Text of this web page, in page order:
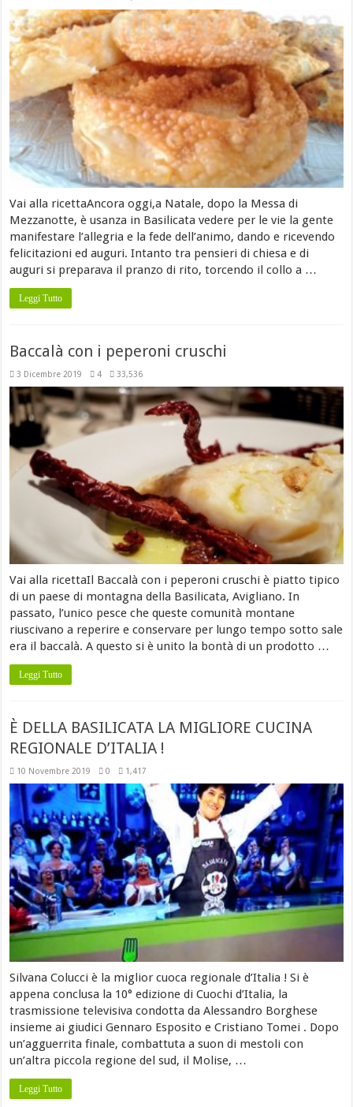
Vai alla ricettaAncora oggi,a Natale, dopo la Messa di
Mezzanotte, è usanza in Basilicata vedere per le vie la gente
manifestare l’allegria e la fede dell’animo, dando e ricevendo
felicitazioni ed auguri. Intanto tra pensieri di chiesa e di
auguri si preparava il pranzo di rito, torcendo il collo a …
Leggi Tutto
Baccalà con i peperoni cruschi
3 Dicembre 2019 4 33,536
Vai alla ricettaIl Baccalà con i peperoni cruschi è piatto tipico
di un paese di montagna della Basilicata, Avigliano. In
passato, l’unico pesce che queste comunità montane
riuscivano a reperire e conservare per lungo tempo sotto sale
era il baccalà. A questo si è unito la bontà di un prodotto …
Leggi Tutto
È DELLA BASILICATA LA MIGLIORE CUCINA
REGIONALE D’ITALIA !
10 Novembre 2019 0 1,417
Silvana Colucci è la miglior cuoca regionale d’Italia ! Si è
appena conclusa la 10° edizione di Cuochi d’Italia, la
trasmissione televisiva condotta da Alessandro Borghese
insieme ai giudici Gennaro Esposito e Cristiano Tomei . Dopo
un’agguerrita finale, combattuta a suon di mestoli con
un’altra piccola regione del sud, il Molise, …
Leggi Tutto